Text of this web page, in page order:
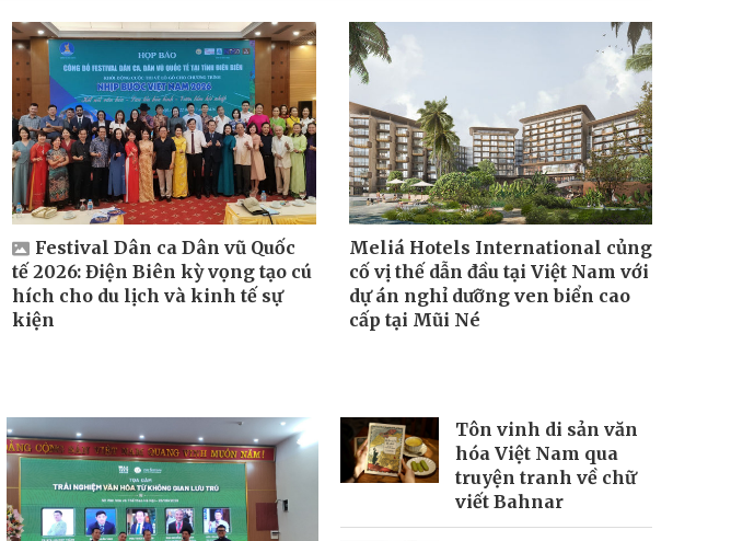
Festival Dân ca Dân vũ Quốc
tế 2026: Điện Biên kỳ vọng tạo cú
hích cho du lịch và kinh tế sự
kiện
Meliá Hotels International củng
cố vị thế dẫn đầu tại Việt Nam với
dự án nghỉ dưỡng ven biển cao
cấp tại Mũi Né
Tôn vinh di sản văn
hóa Việt Nam qua
truyện tranh về chữ
viết Bahnar